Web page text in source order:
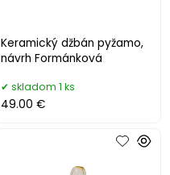
Keramický džbán pyžamo,
návrh Formánková
skladom 1 ks
49.00 €